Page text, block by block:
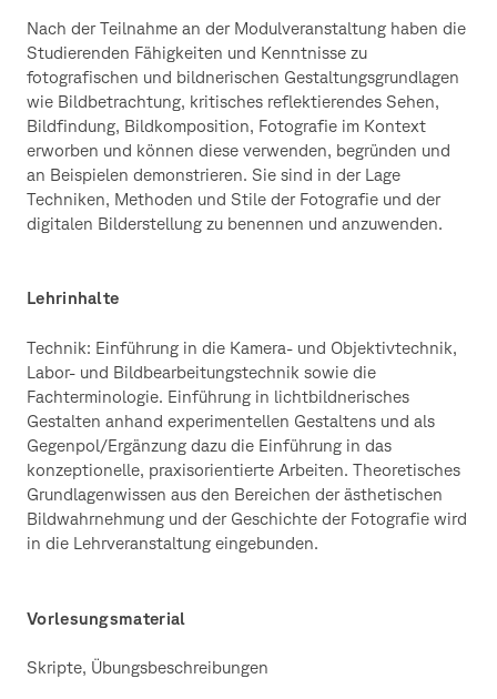
Nach der Teilnahme an der Modulveranstaltung haben die
Studierenden Fähigkeiten und Kenntnisse zu
fotografischen und bildnerischen Gestaltungsgrundlagen
wie Bildbetrachtung, kritisches reflektierendes Sehen,
Bildfindung, Bildkomposition, Fotografie im Kontext
erworben und können diese verwenden, begründen und
an Beispielen demonstrieren. Sie sind in der Lage
Techniken, Methoden und Stile der Fotografie und der
digitalen Bilderstellung zu benennen und anzuwenden.
Lehrinhalte
Technik: Einführung in die Kamera- und Objektivtechnik,
Labor- und Bildbearbeitungstechnik sowie die
Fachterminologie. Einführung in lichtbildnerisches
Gestalten anhand experimentellen Gestaltens und als
Gegenpol/Ergänzung dazu die Einführung in das
konzeptionelle, praxisorientierte Arbeiten. Theoretisches
Grundlagenwissen aus den Bereichen der ästhetischen
Bildwahrnehmung und der Geschichte der Fotografie wird
in die Lehrveranstaltung eingebunden.
Vorlesungsmaterial
Skripte, Übungsbeschreibungen